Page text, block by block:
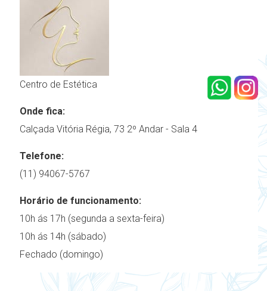
Centro de Estética
Onde fica:
Calçada Vitória Régia, 73 2º Andar - Sala 4
Telefone:
(11) 94067-5767
Horário de funcionamento:
10h ás 17h (segunda a sexta-feira)
10h ás 14h (sábado)
Fechado (domingo)